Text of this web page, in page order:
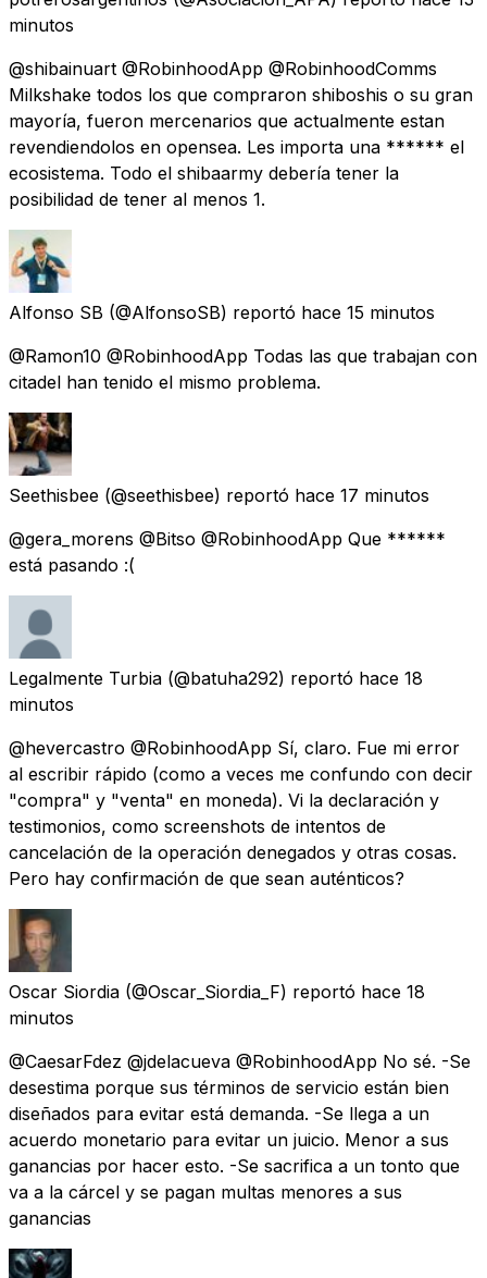
minutos
@shibainuart @RobinhoodApp @RobinhoodComms
Milkshake todos los que compraron shiboshis o su gran
mayoría, fueron mercenarios que actualmente estan
revendiendolos en opensea. Les importa una ****** el
ecosistema. Todo el shibaarmy debería tener la
posibilidad de tener al menos 1.
Alfonso SB (@AlfonsoSB) reportó hace 15 minutos
@Ramon10 @RobinhoodApp Todas las que trabajan con
citadel han tenido el mismo problema.
Seethisbee (@seethisbee) reportó hace 17 minutos
@gera_morens @Bitso @RobinhoodApp Que ******
está pasando :(
Legalmente Turbia (@batuha292) reportó hace 18
minutos
@hevercastro @RobinhoodApp Sí, claro. Fue mi error
al escribir rápido (como a veces me confundo con decir
"compra" y "venta" en moneda). Vi la declaración y
testimonios, como screenshots de intentos de
cancelación de la operación denegados y otras cosas.
Pero hay confirmación de que sean auténticos?
Oscar Siordia (@Oscar_Siordia_F) reportó hace 18
minutos
@CaesarFdez @jdelacueva @RobinhoodApp No sé. -Se
desestima porque sus términos de servicio están bien
diseñados para evitar está demanda. -Se llega a un
acuerdo monetario para evitar un juicio. Menor a sus
ganancias por hacer esto. -Se sacrifica a un tonto que
va a la cárcel y se pagan multas menores a sus
ganancias